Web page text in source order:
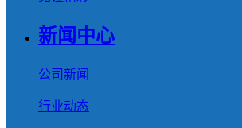
新闻中心
公司新闻
行业动态